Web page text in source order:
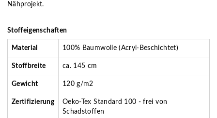
Nähprojekt.
Stoffeigenschaften
Material 100% Baumwolle (Acryl-Beschichtet)
Stoffbreite ca. 145 cm
Gewicht 120 g/m2
Zertifizierung
Oeko-Tex Standard 100 - frei von
Schadstoffen